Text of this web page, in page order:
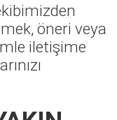
öneri veya
iletişime